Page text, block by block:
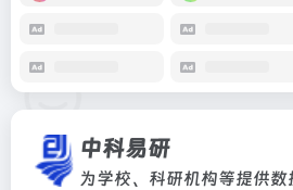
中科易研